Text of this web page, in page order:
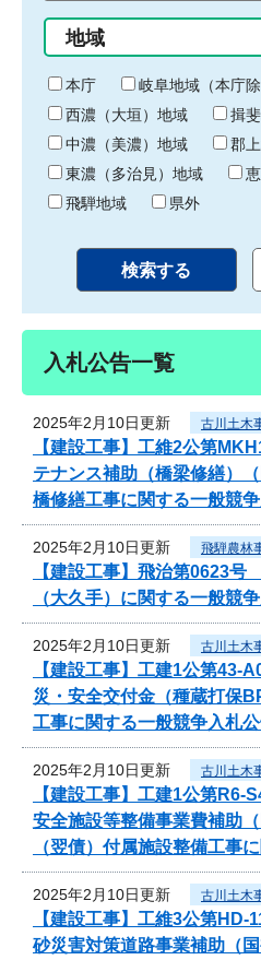
始
り
間
終
わ
り
地域
本庁
岐阜地域（本庁除
西濃（大垣）地域
揖
中濃（美濃）地域
郡
東濃（多治見）地域
飛騨地域
県外
入札公告一覧
2025年2月10日更新 古川土木
【建設工事】工維2公第
テナンス補助（橋梁修繕）
橋修繕工事に関する一般競
2025年2月10日更新 飛騨農林
【建設工事】飛治第0623
（大久手）に関する一般競
2025年2月10日更新 古川土木
【建設工事】工建1公第
災・安全交付金（種蔵打保
工事に関する一般競争入札
2025年2月10日更新 古川土木
【建設工事】工建1公第
安全施設等整備事業費補助
（翌債）付属施設整備工事
2025年2月10日更新 古川土木
【建設工事】工維3公第
砂災害対策道路事業補助（